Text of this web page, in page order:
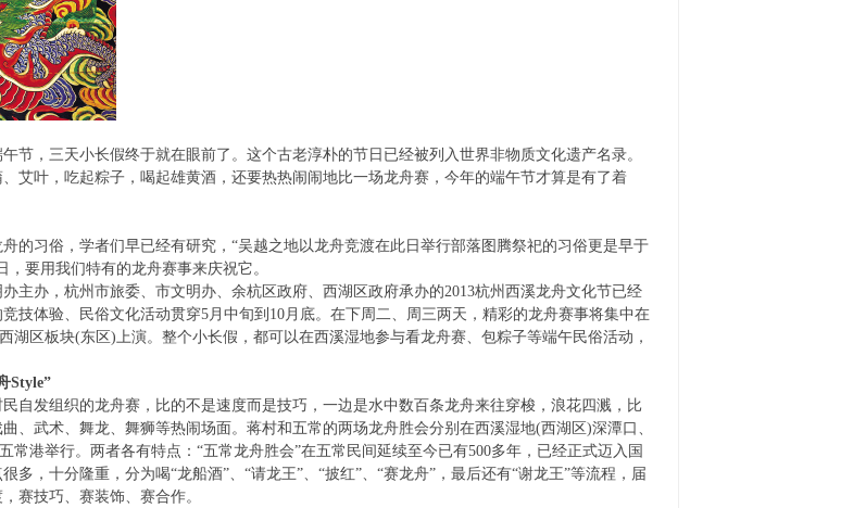
，三天小长假终于就在眼前了。这个古老淳朴的节日已经被列入世界非物质文化遗产名录。
艾叶，吃起粽子，喝起雄黄酒，还要热热闹闹地比一场龙舟赛，今年的端午节才算是有了着
习俗，学者们早已经有研究，“吴越之地以龙舟竞渡在此日举行部落图腾祭祀的习俗更是早于
要用我们特有的龙舟赛事来庆祝它。
办，杭州市旅委、市文明办、余杭区政府、西湖区政府承办的2013杭州西溪龙舟文化节已经
技体验、民俗文化活动贯穿5月中旬到10月底。在下周二、周三两天，精彩的龙舟赛事将集中在
湖区板块(东区)上演。整个小长假，都可以在西溪湿地参与看龙舟赛、包粽子等端午民俗活动，
Style”
发组织的龙舟赛，比的不是速度而是技巧，一边是水中数百条龙舟来往穿梭，浪花四溅，比
、武术、舞龙、舞狮等热闹场面。蒋村和五常的两场龙舟胜会分别在西溪湿地(西湖区)深潭口、
常港举行。两者各有特点：“五常龙舟胜会”在五常民间延续至今已有500多年，已经正式迈入国
多，十分隆重，分为喝“龙船酒”、“请龙王”、“披红”、“赛龙舟”，最后还有“谢龙王”等流程，届
赛技巧、赛装饰、赛合作。